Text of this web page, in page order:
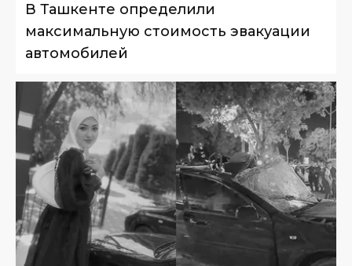
В Ташкенте определили
максимальную стоимость эвакуации
автомобилей